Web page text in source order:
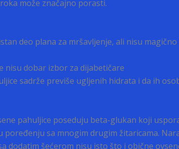
može značajno porasti.
deo plana za mršavljenje, ali nisu
nisu dobar izbor za dijabetičare
sadrže previše ugljenih hidrata i da ih
pahuljice poseduju beta-glukan koji
poređenju sa mnogim drugim žitaricama.
dodatim šećerom nisu isto što i obične